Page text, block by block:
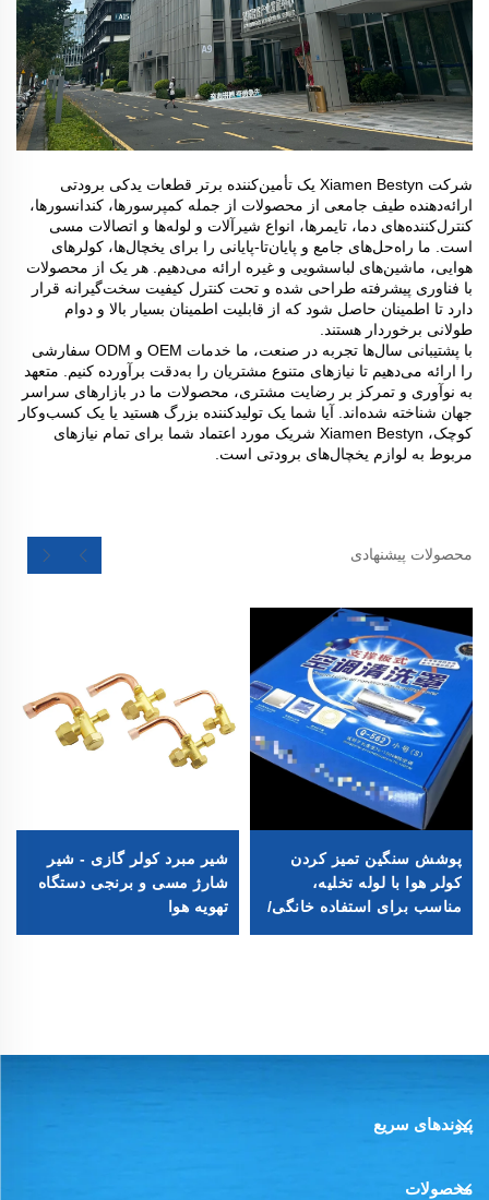
شرکت Xiamen Bestyn یک تأمین‌کننده برتر قطعات یدکی برودتی
ارائه‌دهنده طیف جامعی از محصولات از جمله کمپرسورها، کندانسورها،
کنترل‌کننده‌های دما، تایمرها، انواع شیرآلات و لوله‌ها و اتصالات مسی
است. ما راه‌حل‌های جامع و پایان‌تا-پایانی را برای یخچال‌ها، کولرهای
هوایی، ماشین‌های لباسشویی و غیره ارائه می‌دهیم. هر یک از محصولات
با فناوری پیشرفته طراحی شده و تحت کنترل کیفیت سخت‌گیرانه قرار
دارد تا اطمینان حاصل شود که از قابلیت اطمینان بسیار بالا و دوام
طولانی برخوردار هستند.
با پشتیبانی سال‌ها تجربه در صنعت، ما خدمات OEM و ODM سفارشی
را ارائه می‌دهیم تا نیازهای متنوع مشتریان را به‌دقت برآورده کنیم. متعهد
به نوآوری و تمرکز بر رضایت مشتری، محصولات ما در بازارهای سراسر
جهان شناخته شده‌اند. آیا شما یک تولیدکننده بزرگ هستید یا یک کسب‌وکار
کوچک، Xiamen Bestyn شریک مورد اعتماد شما برای تمام نیازهای
مربوط به لوازم یخچال‌های برودتی است.
محصولات پیشنهادی
پوشش سنگین تمیز کردن
کولر هوا با لوله تخلیه،
مناسب برای استفاده خانگی/
شیر مبرد کولر گازی - شیر
شارژ مسی و برنجی دستگاه
تهویه هوا
پیوند‌های سریع
محصولات